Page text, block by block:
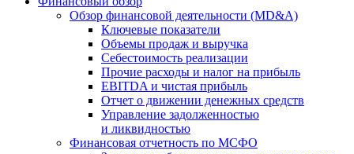
Обзор финансовой деятельности (MD&A)
Ключевые показатели
Объемы продаж и выручка
Себестоимость реализации
Прочие расходы и налог на прибыль
EBITDA и чистая прибыль
Отчет о движении денежных средств
Управление задолженностью
и ликвидностью
Финансовая отчетность по МСФО